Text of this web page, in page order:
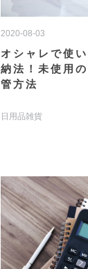
2020-08-03
オシャレで使
納法！未使用
管方法
日用品雑貨